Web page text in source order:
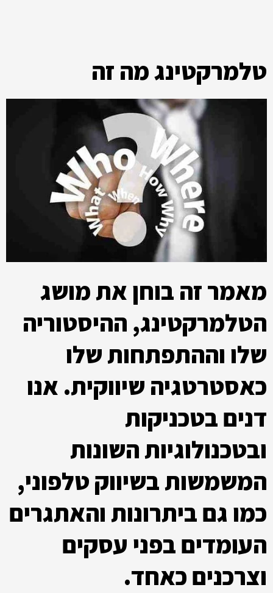
טלמרקטינג מה זה
מאמר זה בוחן את מושג
הטלמרקטינג, ההיסטוריה
שלו וההתפתחות שלו
כאסטרטגיה שיווקית. אנו
דנים בטכניקות
ובטכנולוגיות השונות
המשמשות בשיווק טלפוני,
כמו גם ביתרונות והאתגרים
העומדים בפני עסקים
וצרכנים כאחד.